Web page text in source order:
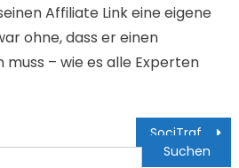
Affiliate Link eine eigene
ohne, dass er einen
– wie es alle Experten